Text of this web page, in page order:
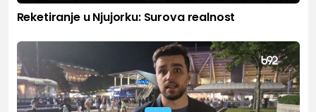
Reketiranje u Njujorku: Surova realnost